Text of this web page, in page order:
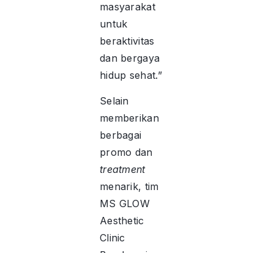
masyarakat
untuk
beraktivitas
dan bergaya
hidup sehat.”
Selain
memberikan
berbagai
promo dan
treatment
menarik, tim
MS GLOW
Aesthetic
Clinic